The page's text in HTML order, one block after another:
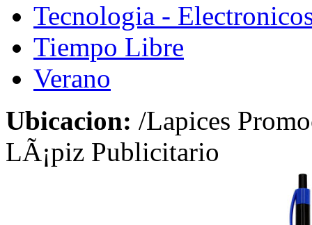
Tecnologia -
Tiempo Libre
Verano
Ubicacion: /Lapices
LÃ¡piz Publicitario